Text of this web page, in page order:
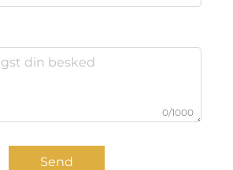
0/1000
Send